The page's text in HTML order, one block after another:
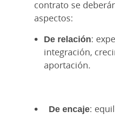
contrato se
aspectos:
De relación:
integración,
aportación.
De encaje: